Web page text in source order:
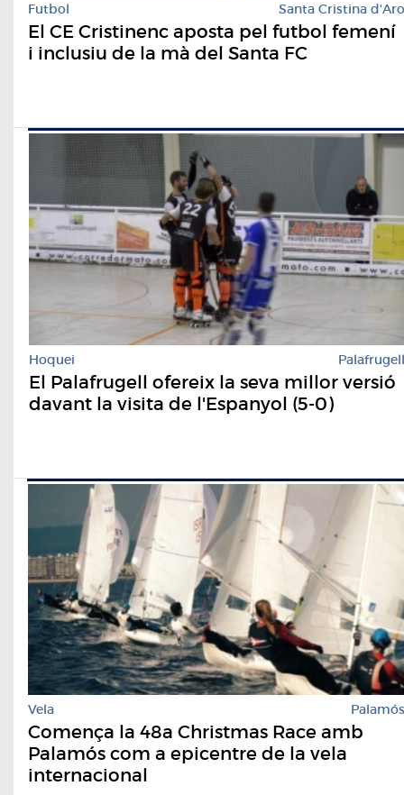
Futbol Santa Cristina d'Aro
El CE Cristinenc aposta pel futbol femení
i inclusiu de la mà del Santa FC
Hoquei Palafrugell
El Palafrugell ofereix la seva millor versió
davant la visita de l'Espanyol (5-0)
Vela Palamós
Comença la 48a Christmas Race amb
Palamós com a epicentre de la vela
internacional